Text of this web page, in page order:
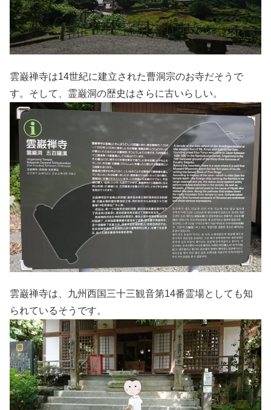
雲巌禅寺は14世紀に建立された曹洞宗のお寺だそうで
す。そして、霊巌洞の歴史はさらに古いらしい。
雲巌禅寺は、九州西国三十三観音第14番霊場としても知
られているそうです。